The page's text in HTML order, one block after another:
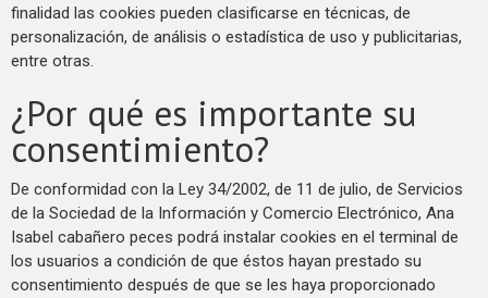
finalidad las cookies pueden clasificarse en técnicas, de
personalización, de análisis o estadística de uso y publicitarias,
entre otras.
¿Por qué es importante su
consentimiento?
De conformidad con la Ley 34/2002, de 11 de julio, de Servicios
de la Sociedad de la Información y Comercio Electrónico, Ana
Isabel cabañero peces podrá instalar cookies en el terminal de
los usuarios a condición de que éstos hayan prestado su
consentimiento después de que se les haya proporcionado